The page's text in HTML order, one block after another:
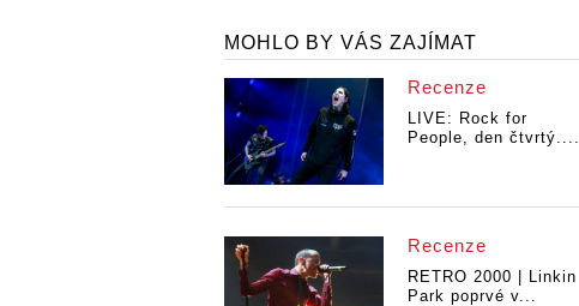
MOHLO BY VÁS ZAJÍMAT
Recenze
LIVE: Rock for
People, den čtvrtý....
Recenze
RETRO 2000 | Linkin
Park poprvé v...